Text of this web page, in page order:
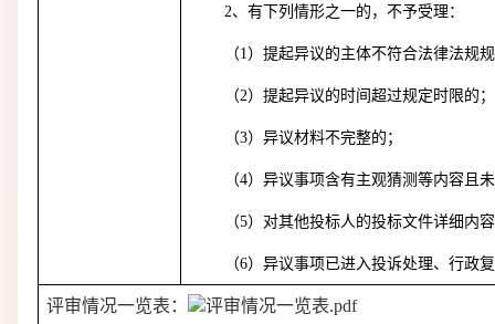
2、有下列情形之一的，不予受理：
（1 ）提起异议的主体不符合法律法规
（2）提起异议的时间超过规定时限的；
（3）异议材料不完整的；
（4）异议事项含有主观猜测等内容且
（5）对其他投标人的投标文件详细内
（6）异议事项已进入投诉处理、行政
评审情况一览表： 评审情况一览表.pdf